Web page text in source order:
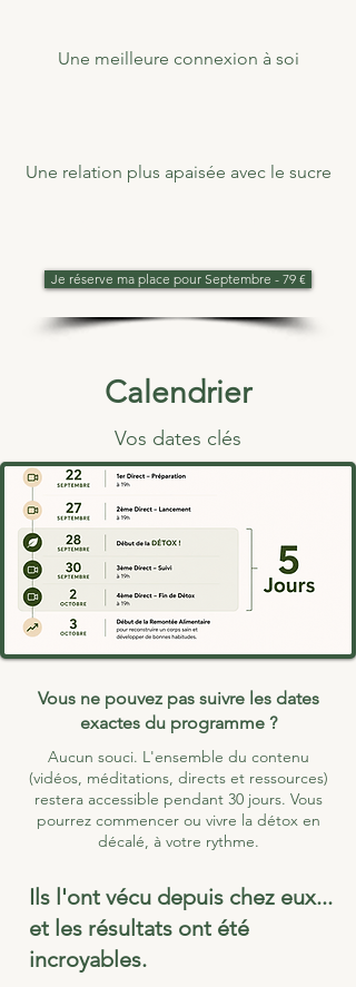
Une meilleure connexion à soi
Une relation plus apaisée avec le sucre
Je réserve ma place pour Septembre - 79 €
Calendrier
Vos dates clés
Vous ne pouvez pas suivre les dates
exactes du programme ?
Aucun souci. L'ensemble du contenu
(vidéos, méditations, directs et ressources)
restera accessible pendant 30 jours. Vous
pourrez commencer ou vivre la détox en
décalé, à votre rythme.
Ils l'ont vécu depuis chez eux...
et les résultats ont été
incroyables.